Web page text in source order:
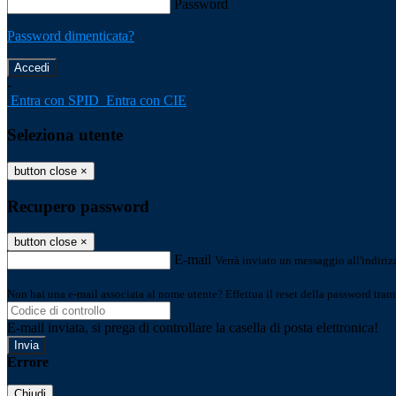
Password
Password dimenticata?
-
Entra con SPID Entra con CIE
Seleziona utente
button close ×
Recupero password
button close ×
E-mail Verrà inviato un messaggio
Non hai una e-mail associata al nome utente? Effettua il reset della password
E-mail inviata, si prega di controllare la casella di posta elettronica!
Errore